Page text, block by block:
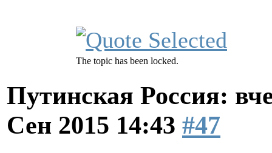
The topic has been locked.
Путинская Россия:
Сен 2015 14:43 #47